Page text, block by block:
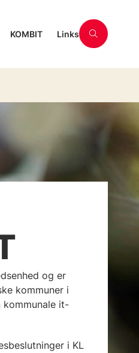
KOMBIT Links
og er
kommuner i
kommunale it-
i KL